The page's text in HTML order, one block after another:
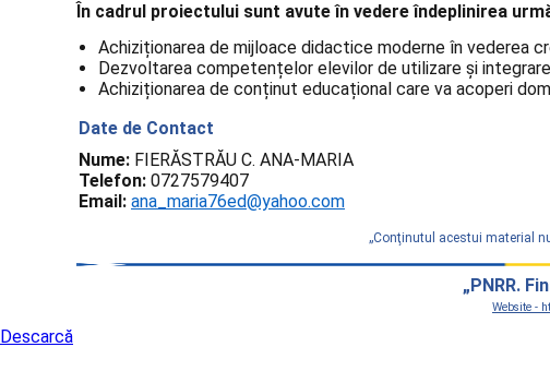
În cadrul proiectului sunt avute în vedere îndeplinirea
Achiziționarea de mijloace didactice moderne în vederea
Dezvoltarea competențelor elevilor de utilizare și
Achiziționarea de conținut educațional care va acoperi
Date de Contact
Nume: FIERĂSTRĂU C. ANA-MARIA
Telefon: 0727579407
Email: ana_maria76ed@yahoo.com
„Conţinutul acestui material
„PNRR.
Website -
Descarcă